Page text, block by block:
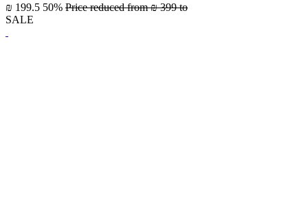
₪ 199.5 50% Price reduced from₪ 399 to
SALE